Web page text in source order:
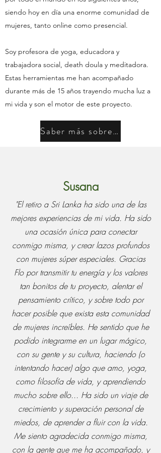
siendo hoy en día una enorme comunidad de
mujeres, tanto online como presencial.
Soy profesora de yoga, educadora y
trabajadora social, death doula y meditadora.
Estas herramientas me han acompañado
durante más de 15 años trayendo mucha luz a
mi vida y son el motor de este proyecto.
Saber más sobre mí
Susana
"El retiro a Sri Lanka ha sido una de las
mejores experiencias de mi vida. Ha sido
una ocasión única para conectar
conmigo misma, y crear lazos profundos
con mujeres súper especiales. Gracias
Flo por transmitir tu energía y los valores
tan bonitos de tu proyecto, alentar el
pensamiento crítico, y sobre todo por
hacer posible que exista esta comunidad
de mujeres increíbles. He sentido que he
podido integrarme en un lugar mágico,
con su gente y su cultura, haciendo (o
intentando hacer) algo que amo, yoga,
como filosofía de vida, y aprendiendo
mucho sobre ello... Ha sido un viaje de
crecimiento y superación personal de
miedos, de aprender a fluir con la vida.
Me siento agradecida conmigo misma,
con la gente que me ha acompañado, y